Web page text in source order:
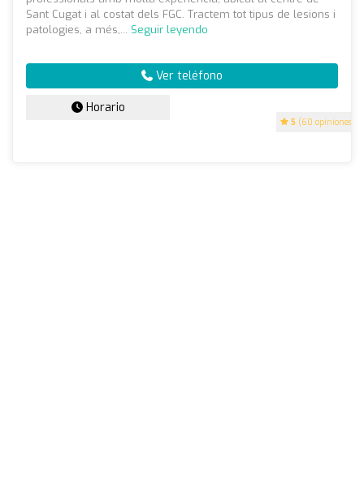
5 (60 opiniones)
Sant Cugat i al costat dels FGC. Tractem tot tipus de lesions i
patologies, a més,... Seguir leyendo
Ver teléfono
Horario